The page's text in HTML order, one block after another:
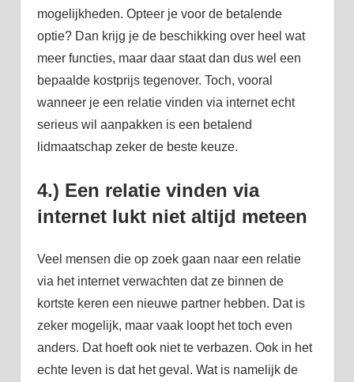
mogelijkheden. Opteer je voor de betalende
optie? Dan krijg je de beschikking over heel wat
meer functies, maar daar staat dan dus wel een
bepaalde kostprijs tegenover. Toch, vooral
wanneer je een relatie vinden via internet echt
serieus wil aanpakken is een betalend
lidmaatschap zeker de beste keuze.
4.) Een relatie vinden via
internet lukt niet altijd meteen
Veel mensen die op zoek gaan naar een relatie
via het internet verwachten dat ze binnen de
kortste keren een nieuwe partner hebben. Dat is
zeker mogelijk, maar vaak loopt het toch even
anders. Dat hoeft ook niet te verbazen. Ook in het
echte leven is dat het geval. Wat is namelijk de